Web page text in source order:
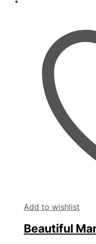
Add to wishlist
Beautiful